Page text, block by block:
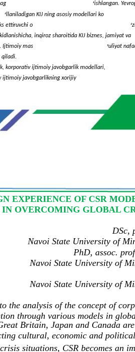
‘ishlangan.
‘llaniladigan KIJ ning asosiy modellari ko
ettiruvchi o
‘
kidlanishicha, inqiroz sharoitida KIJ biznes, jamiyat va
Ijtimoiy mas ’uliyat
qiladi.
korporativ ijtimoiy javobgarlik modellari,
ijtimoiy javobgarlikning xorijiy
EXPERIENCE OF CSR
IN OVERCOMING GLOBAL
DSc,
Navoi State University of
PhD, assoc.
Navoi State University of
Navoi State University of
the analysis of the concept of
through various models in
Britain, Japan and Canada
cultural, economic and
situations, CSR becomes an